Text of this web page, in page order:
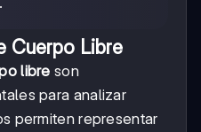
Cuerpo Libre
libre son
para analizar
permiten representar